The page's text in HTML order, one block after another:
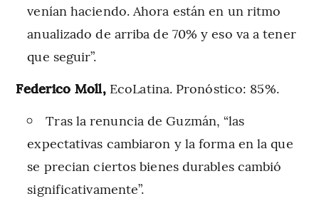
venían haciendo. Ahora están en un ritmo
anualizado de arriba de 70% y eso va a tener
que seguir”.
Federico Moll, EcoLatina. Pronóstico: 85%.
Tras la renuncia de Guzmán, “las
expectativas cambiaron y la forma en la que
se precian ciertos bienes durables cambió
significativamente”.